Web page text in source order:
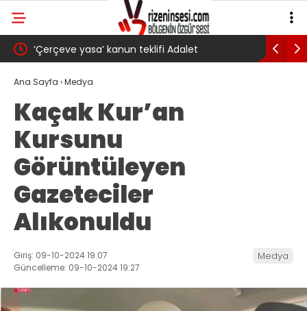
‘Çerçeve yasa’ kanun teklifi Adalet
Komisyonu’ndan geçti
AKP’li
Ana Sayfa ›Medya
Kaçak Kur’an
Kursunu
Görüntüleyen
Gazeteciler
Alıkonuldu
Giriş: 09-10-2024 19:07
Güncelleme: 09-10-2024 19:27
Medya